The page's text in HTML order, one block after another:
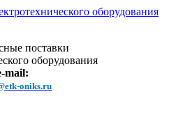
поставки
оборудования
mail:
oniks.ru